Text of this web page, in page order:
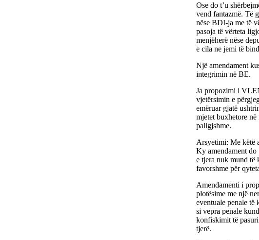
Ose do t’u
vend fantazmë. Të
nëse BDI-ja me të
pasoja të vërteta
menjëherë nëse
e cila ne jemi të
Një amendament
integrimin në BE.
Ja propozimi i
vjetërsimin e
emëruar gjatë
mjetet buxhetore
paligjshme.
Arsyetimi: Me këtë
Ky amendament do
e tjera nuk mund të
favorshme për
Amendamenti i
plotësime me një
eventuale penale të
si vepra penale
konfiskimit të
tjerë.